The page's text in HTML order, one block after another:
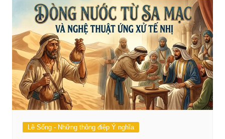
Lẽ Sống - Những thông điệp Ý nghĩa